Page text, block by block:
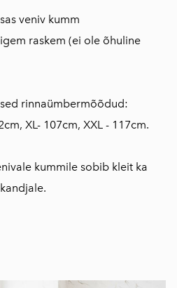
veniv kumm
raskem (ei ole õhuline
rinnaümbermõõdud:
XL- 107cm, XXL - 117cm.
kummile sobib kleit ka